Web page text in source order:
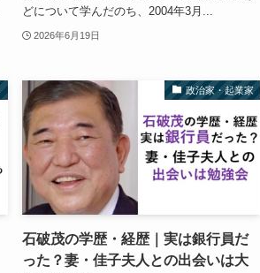
どについて学んだのち、2004年3月...
2026年6月19日
政治家・起業家
石破茂の学歴・経歴｜実は銀行員だ
った？妻・佳子夫人との出会いは大